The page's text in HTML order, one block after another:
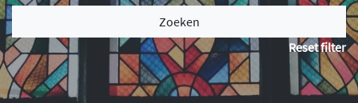
Zoeken
Reset filter